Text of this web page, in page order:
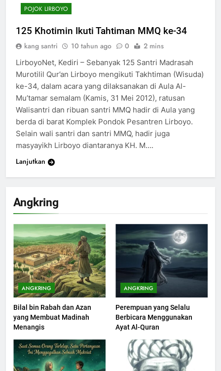
Angkring
ANGKRING
Bilal bin Rabah dan Azan
yang Membuat Madinah
Menangis
ANGKRING
Perempuan yang Selalu
Berbicara Menggunakan
Ayat Al-Quran
200
201
Khutbah jumat: Sejarah
Seebagai Pembangkit Jiwa
KHUTBAH
202
Khutbah Jumat : Supaya Amal
Bisa Diterima
KHUTBAH
POJOK LIRBOYO
125 Khotimin Ikuti Tahtiman MMQ ke-34
kang santri 10 tahun ago 0 2 mins
LirboyoNet, Kediri – Sebanyak 125 Santri Madrasah
Murotilil Qur’an Lirboyo mengikuti Takhtiman (Wisuda)
ke-34, dalam acara yang dilaksanakan di Aula Al-
Mu’tamar semalam (Kamis, 31 Mei 2012), ratusan
Walisantri dan ribuan santri MMQ hadir di Aula yang
berda di barat Komplek Pondok Pesantren Lirboyo.
Selain wali santri dan santri MMQ, hadir juga
masyayikh Lirboyo diantaranya KH. M….
Lanjutkan